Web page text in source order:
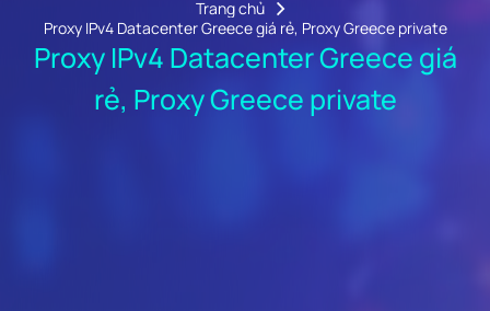
Trang chủ
Proxy IPv4 Datacenter Greece giá rẻ, Proxy Greece private
Proxy IPv4 Datacenter Greece giá
rẻ, Proxy Greece private